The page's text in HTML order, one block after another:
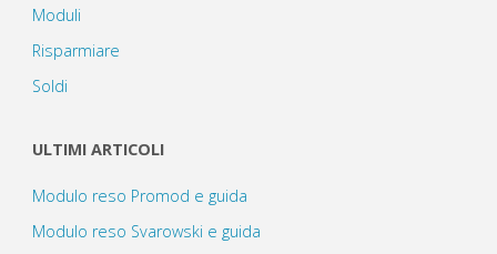
Moduli
Risparmiare
Soldi
ULTIMI ARTICOLI
Modulo reso Promod e guida
Modulo reso Svarowski e guida